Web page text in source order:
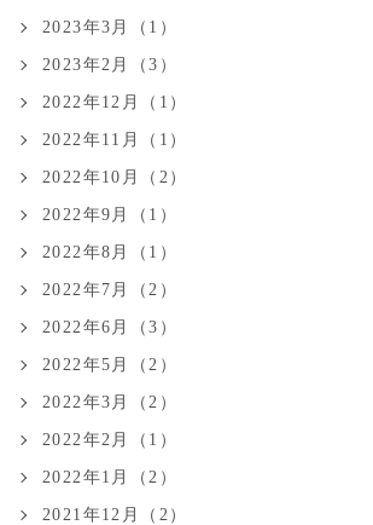
2023年3月（1）
2023年2月（3）
2022年12月（1）
2022年11月（1）
2022年10月（2）
2022年9月（1）
2022年8月（1）
2022年7月（2）
2022年6月（3）
2022年5月（2）
2022年3月（2）
2022年2月（1）
2022年1月（2）
2021年12月（2）